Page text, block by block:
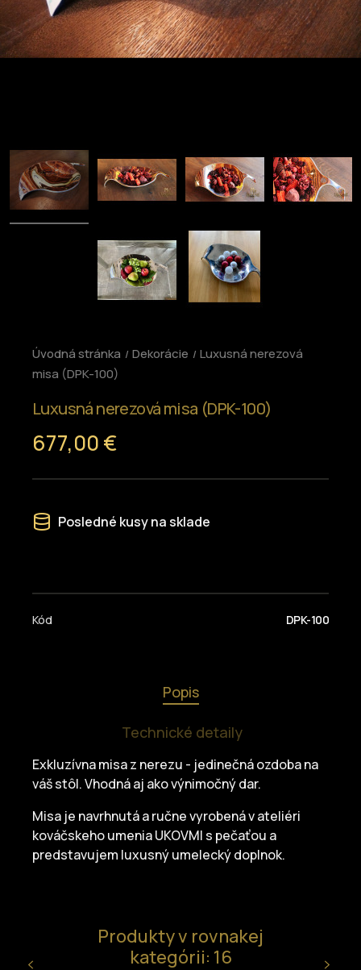
Úvodná stránka Dekorácie
Luxusná nerezová
misa (DPK-100)
Luxusná nerezová misa (DPK-100)
677,00 €
Posledné kusy na sklade
Kód DPK-100
Popis
Technické detaily
Exkluzívna misa z nerezu - jedinečná ozdoba na
váš stôl. Vhodná aj ako výnimočný dar.
Misa je navrhnutá a ručne vyrobená v ateliéri
kováčskeho umenia UKOVMI s pečaťou a
predstavujem luxusný umelecký doplnok.
Produkty v rovnakej
kategórii: 16